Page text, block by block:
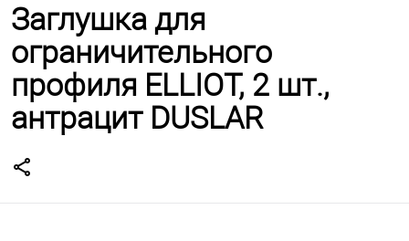
Заглушка для
ограничительного
профиля ELLIOT, 2 шт.,
антрацит DUSLAR